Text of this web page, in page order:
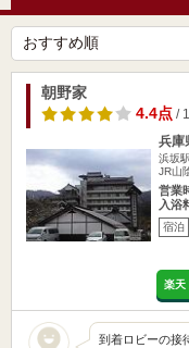
朝野家
4.4点/
兵庫
浜坂
JR山
営業
入浴
宿泊
楽天
到着ロビーの接